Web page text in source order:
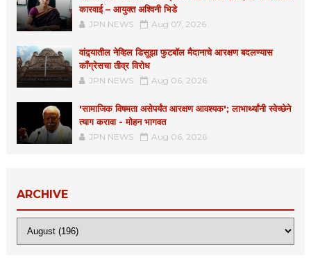
कारवाई – आयुक्त अश्विनी भिडे
JPN NEWS Aug 07, 2026
वांद्र्यातील नेव्हिल डिसूझा फुटबॉल मैदानाचे आरक्षण बदलण्यास
काँग्रेसचा तीव्र विरोध
JPN NEWS Aug 06, 2026
'सामाजिक विषमता असेपर्यंत आरक्षण आवश्यक'; लाभार्थ्यांनी स्वेच्छेने
त्याग करावा - मोहन भागवत
JPN NEWS Aug 06, 2026
ARCHIVE